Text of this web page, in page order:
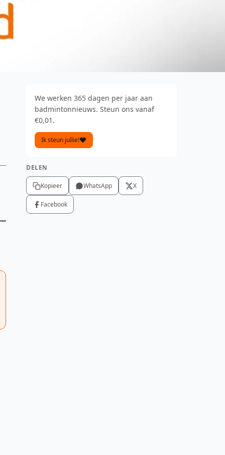
We werken 365 dagen per jaar aan
badmintonnieuws. Steun ons vanaf
€0,01.
Ik steun jullie!
DELEN
Kopieer WhatsApp X
Facebook